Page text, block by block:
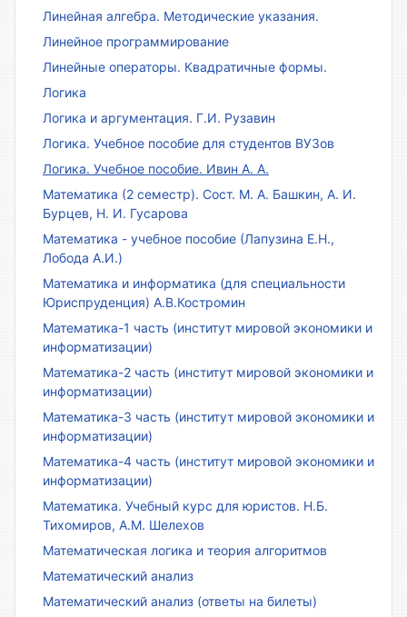
Линейная алгебра. Методические указания.
Линейное программирование
Линейные операторы. Квадратичные формы.
Логика
Логика и аргументация. Г.И. Рузавин
Логика. Учебное пособие для студентов ВУЗов
Логика. Учебное пособие. Ивин А. А.
Математика (2 семестр). Сост. М. А. Башкин, А. И.
Бурцев, Н. И. Гусарова
Математика - учебное пособие (Лапузина Е.Н.,
Лобода А.И.)
Математика и информатика (для специальности
Юриспруденция) А.В.Костромин
Математика-1 часть (институт мировой экономики и
информатизации)
Математика-2 часть (институт мировой экономики и
информатизации)
Математика-3 часть (институт мировой экономики и
информатизации)
Математика-4 часть (институт мировой экономики и
информатизации)
Математика. Учебный курс для юристов. Н.Б.
Тихомиров, А.М. Шелехов
Математическая логика и теория алгоритмов
Математический анализ
Математический анализ (ответы на билеты)